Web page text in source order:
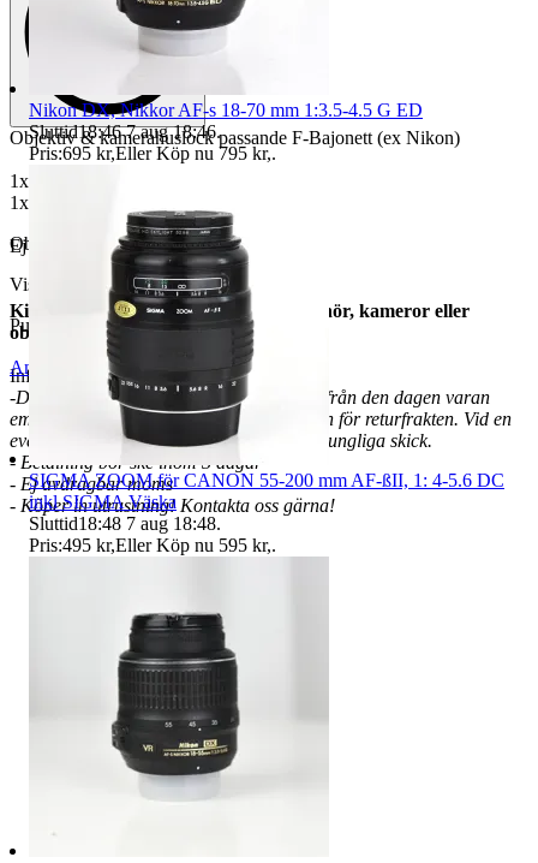
Objektiv & kamerahuslock passande F-Bajonett (ex Nikon)
1x Bakre Objektivlock
1x Kamerahuslock
Ej original, ersättningsprodukt, Fint skick
Kika gärna in i min butik för fler tillbehör, kameror eller
objektiv!
Information:
-Du som köpare har 14 dagars ångerrätt från den dagen varan
emottages. Vid eventuell retur står köparen för returfrakten. Vid en
eventuell retur skall varan vara i sitt ursprungliga skick.
- Betalning bör ske inom 3 dagar
- Ej avdragbar moms
- Köper in utrustning! Kontakta oss gärna!
Objektnr
730 440 816
Visningar
105
Publicerad
7 maj 06:22
Anmäl Sälj liknande
Nikon DX, Nikkor AF-s 18-70 mm 1:3.5-4.5 G ED
Sluttid18:46 7 aug 18:46.
Pris:695 kr,Eller Köp nu 795 kr,.
SIGMA ZOOM för CANON 55-200 mm AF-ßII, 1: 4-5.6 DC
inkl SIGMA Väska
Sluttid18:48 7 aug 18:48.
Pris:495 kr,Eller Köp nu 595 kr,.